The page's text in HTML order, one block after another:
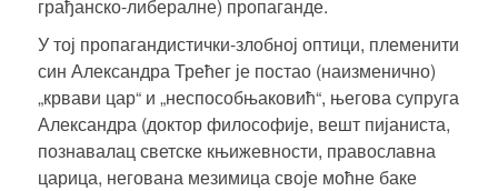
грађанско-либералне) пропаганде.
У тој пропагандистички-злобној оптици, племенити
син Александра Трећег је постао (наизменично)
„крвави цар“ и „неспособњаковић“, његова супруга
Александра (доктор философије, вешт пијаниста,
познавалац светске књижевности, православна
царица, негована мезимица своје моћне баке